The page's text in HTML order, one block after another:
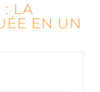
: LA
EN UN